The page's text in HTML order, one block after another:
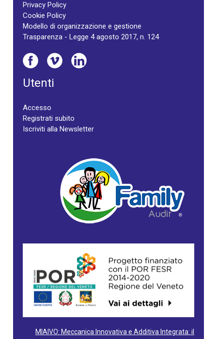
Privacy Policy
Cookie Policy
Modello di organizzazione e gestione
Trasparenza - Legge 4 agosto 2017, n. 124
Utenti
Accesso
Registrati subito
Iscriviti alla Newsletter
MIAIVO: Meccanica Innovativa e Additiva Integrata: il